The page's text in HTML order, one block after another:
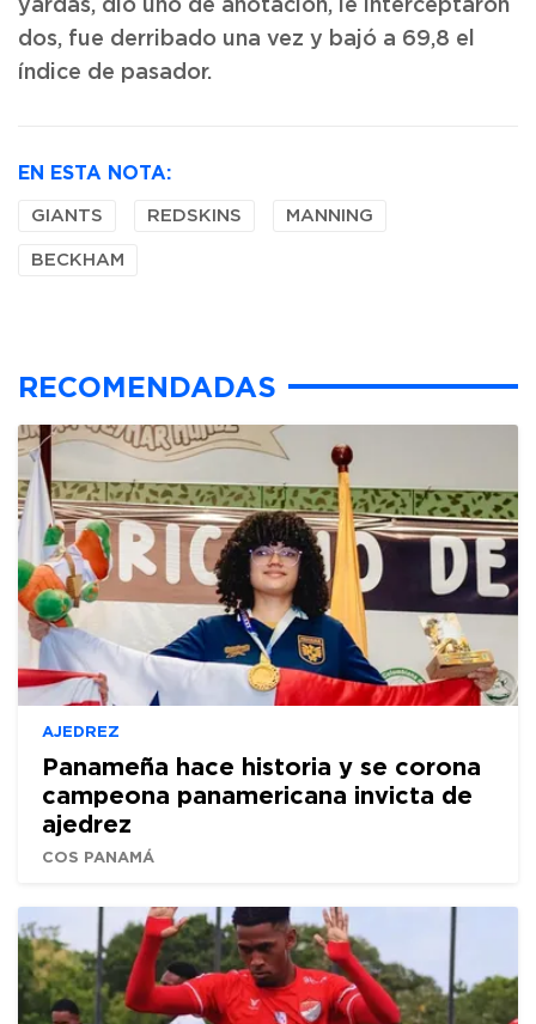
yardas, dio uno de anotación, le interceptaron
dos, fue derribado una vez y bajó a 69,8 el
índice de pasador.
EN ESTA NOTA:
GIANTS REDSKINS MANNING
BECKHAM
RECOMENDADAS
AJEDREZ
Panameña hace historia y se corona
campeona panamericana invicta de
ajedrez
COS PANAMÁ